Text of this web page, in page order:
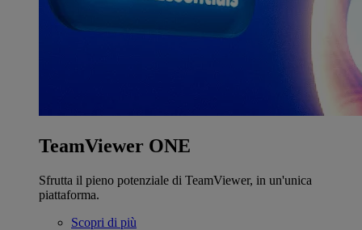
TeamViewer ONE
Sfrutta il pieno potenziale di TeamViewer, in un'unica
piattaforma.
Scopri di più